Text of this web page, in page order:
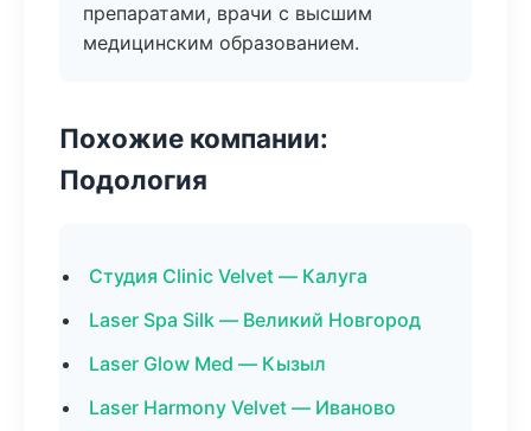
препаратами, врачи с высшим
медицинским образованием.
Похожие компании:
Подология
Студия Clinic Velvet — Калуга
Laser Spa Silk — Великий Новгород
Laser Glow Med — Кызыл
Laser Harmony Velvet — Иваново